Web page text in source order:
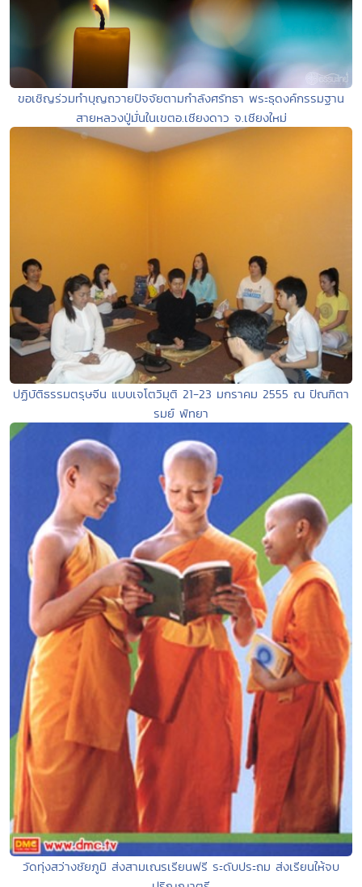
ขอเชิญร่วมทำบุญถวายปัจจัยตามกำลังศรัทธา พระธุดงค์กรรมฐาน
สายหลวงปู่มั่นในเขตอ.เชียงดาว จ.เชียงใหม่
ปฏิบัติธรรมตรุษจีน แบบเจโตวิมุติ 21-23 มกราคม 2555 ณ ปัณฑิตา
รมย์ พัทยา
วัดทุ่งสว่างชัยภูมิ ส่งสามเณรเรียนฟรี ระดับประถม ส่งเรียนให้จบ